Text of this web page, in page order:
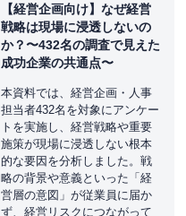
【経営企画向け】なぜ経営
戦略は現場に浸透しないの
か？〜432名の調査で見えた
成功企業の共通点〜
本資料では、経営企画・人事
担当者432名を対象にアンケー
トを実施し、経営戦略や重要
施策が現場に浸透しない根本
的な要因を分析しました。戦
略の背景や意義といった「経
営層の意図」が従業員に届か
ず、経営リスクにつながって